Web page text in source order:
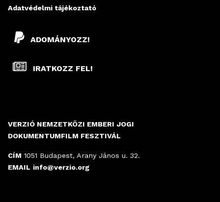
VERZIÓ NEMZETKÖZI EMBERI JOGI
DOKUMENTUMFILM FESZTIVÁL
CÍM 1051 Budapest, Arany János u. 32.
EMAIL info@verzio.org
ADOMÁNYOZZ!
IRATKOZZ FEL!
Adatvédelmi tájékoztató